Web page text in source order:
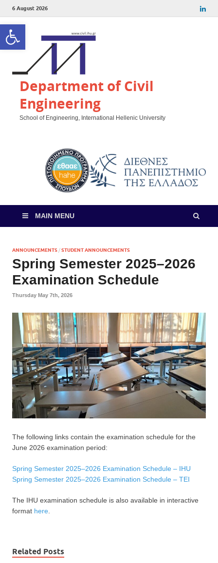
Open toolbar
6 August 2026
Department of Civil
Engineering
School of Engineering, International Hellenic University
MAIN MENU
ANNOUNCEMENTS /STUDENT ANNOUNCEMENTS
Spring Semester 2025–2026
Examination Schedule
Thursday May 7th, 2026
The following links contain the examination schedule for the
June 2026 examination period:
Spring Semester 2025–2026 Examination Schedule – IHU
Spring Semester 2025–2026 Examination Schedule – TEI
The IHU examination schedule is also available in interactive
format here
Related Posts